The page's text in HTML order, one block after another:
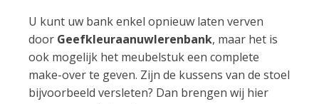
U kunt uw bank enkel opnieuw laten verven
door Geefkleuraanuwlerenbank, maar het is
ook mogelijk het meubelstuk een complete
make-over te geven. Zijn de kussens van de stoel
bijvoorbeeld versleten? Dan brengen wij hier